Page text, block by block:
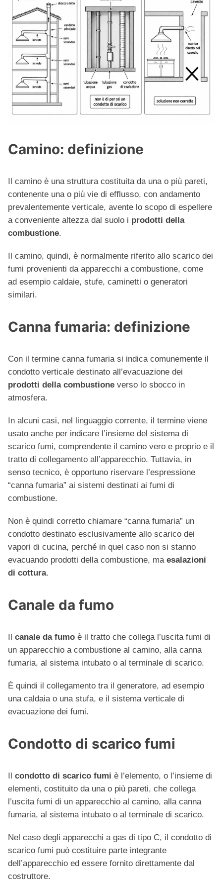
Camino: definizione
Il camino è una struttura costituita da una o più pareti,
contenente una o più vie di efflusso, con andamento
prevalentemente verticale, avente lo scopo di espellere
a conveniente altezza dal suolo i prodotti della
combustione.
Il camino, quindi, è normalmente riferito allo scarico dei
fumi provenienti da apparecchi a combustione, come
ad esempio caldaie, stufe, caminetti o generatori
similari.
Canna fumaria: definizione
Con il termine canna fumaria si indica comunemente il
condotto verticale destinato all’evacuazione dei
prodotti della combustione verso lo sbocco in
atmosfera.
In alcuni casi, nel linguaggio corrente, il termine viene
usato anche per indicare l’insieme del sistema di
scarico fumi, comprendente il camino vero e proprio e il
tratto di collegamento all’apparecchio. Tuttavia, in
senso tecnico, è opportuno riservare l’espressione
“canna fumaria” ai sistemi destinati ai fumi di
combustione.
Non è quindi corretto chiamare “canna fumaria” un
condotto destinato esclusivamente allo scarico dei
vapori di cucina, perché in quel caso non si stanno
evacuando prodotti della combustione, ma esalazioni
di cottura.
Canale da fumo
Il canale da fumo è il tratto che collega l’uscita fumi di
un apparecchio a combustione al camino, alla canna
fumaria, al sistema intubato o al terminale di scarico.
È quindi il collegamento tra il generatore, ad esempio
una caldaia o una stufa, e il sistema verticale di
evacuazione dei fumi.
Condotto di scarico fumi
Il condotto di scarico fumi è l’elemento, o l’insieme di
elementi, costituito da una o più pareti, che collega
l’uscita fumi di un apparecchio al camino, alla canna
fumaria, al sistema intubato o al terminale di scarico.
Nel caso degli apparecchi a gas di tipo C, il condotto di
scarico fumi può costituire parte integrante
dell’apparecchio ed essere fornito direttamente dal
costruttore.